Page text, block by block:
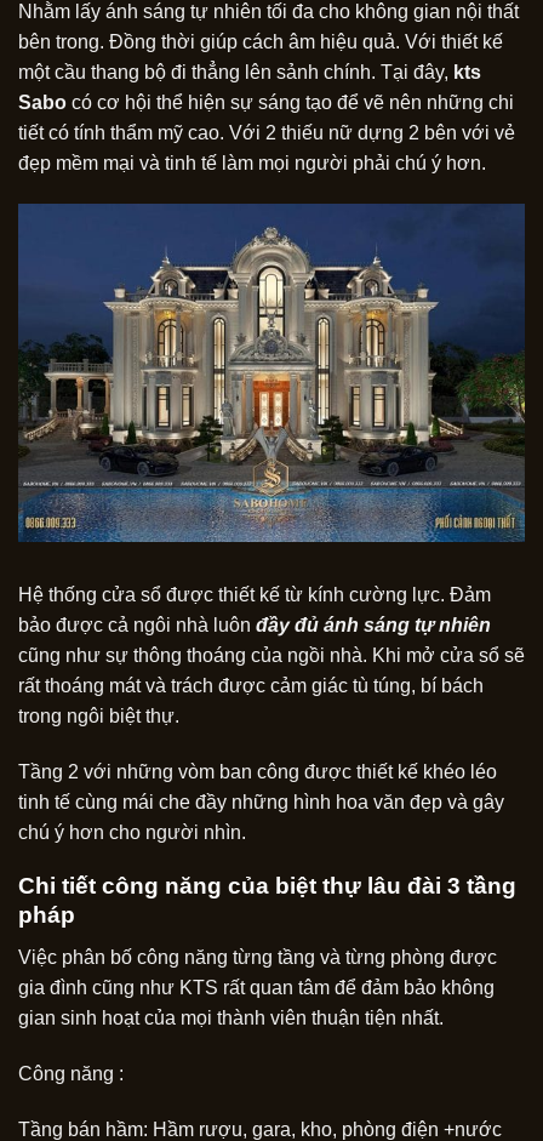
Nhằm lấy ánh sáng tự nhiên tối đa cho không gian nội thất
bên trong. Đồng thời giúp cách âm hiệu quả. Với thiết kế
một cầu thang bộ đi thẳng lên sảnh chính. Tại đây, kts
Sabo có cơ hội thể hiện sự sáng tạo để vẽ nên những chi
tiết có tính thẩm mỹ cao. Với 2 thiếu nữ dựng 2 bên với vẻ
đẹp mềm mại và tinh tế làm mọi người phải chú ý hơn.
Hệ thống cửa sổ được thiết kế từ kính cường lực. Đảm
bảo được cả ngôi nhà luôn đầy đủ ánh sáng tự nhiên
cũng như sự thông thoáng của ngồi nhà. Khi mở cửa sổ sẽ
rất thoáng mát và trách được cảm giác tù túng, bí bách
trong ngôi biệt thự.
Tầng 2 với những vòm ban công được thiết kế khéo léo
tinh tế cùng mái che đầy những hình hoa văn đẹp và gây
chú ý hơn cho người nhìn.
Chi tiết công năng của biệt thự lâu đài 3 tầng
pháp
Việc phân bố công năng từng tầng và từng phòng được
gia đình cũng như KTS rất quan tâm để đảm bảo không
gian sinh hoạt của mọi thành viên thuận tiện nhất.
Công năng :
Tầng bán hầm: Hầm rượu, gara, kho, phòng điện +nước